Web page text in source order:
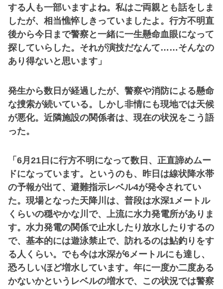
する人も一部いますよね。私はご両親とも話をしま
したが、相当憔悴しきっていましたよ。行方不明直
後から今日まで警察と一緒に一生懸命血眼になって
探していらした。それが演技だなんて……そんなの
あり得ないと思います」
発生から数日が経過したが、警察や消防による懸命
な捜索が続いている。しかし非情にも現地では天候
が悪化。近隣施設の関係者は、現在の状況をこう語
った。
「6月21日に行方不明になって数日、正直諦めムー
ドになっています。というのも、昨日は線状降水帯
の予報が出て、避難指示レベル4が発令されてい
た。現場となった天降川は、普段は水深1メートル
くらいの穏やかな川で、上流に水力発電所がありま
す。水力発電の関係で止水したり放水したりするの
で、基本的には遊泳禁止で、訪れるのは鮎釣りをす
る人くらい。でも今は水深が6メートルにも達し、
恐ろしいほど増水しています。年に一度か二度ある
かないかというレベルの増水で、この状況では警察